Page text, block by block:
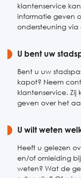
klantenservice
informatie geven
ondersteuning
U bent uw
Bent u uw
kapot? Neem
klantenservice.
geven over het
U wilt weten
Heeft u gelezen
en/of omleiding
weten? Wat de